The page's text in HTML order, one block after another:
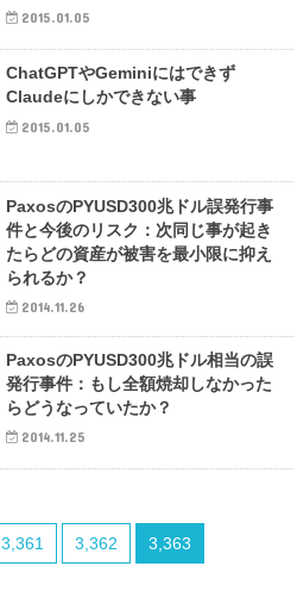
2015.01.05
ChatGPTやGeminiにはできず
Claudeにしかできない事
2015.01.05
PaxosのPYUSD300兆ドル誤発行事
件と今後のリスク：次同じ事が起き
たらどの資産が被害を最小限に抑え
られるか？
2014.11.26
PaxosのPYUSD300兆ドル相当の誤
発行事件：もし全額焼却しなかった
らどうなっていたか？
2014.11.25
3,361 3,362 3,363